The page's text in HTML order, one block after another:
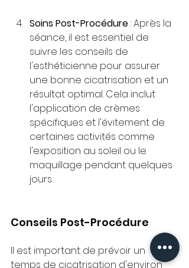
Soins Post-Procédure : Après la
séance, il est essentiel de
suivre les conseils de
l'esthéticienne pour assurer
une bonne cicatrisation et un
résultat optimal. Cela inclut
l'application de crèmes
spécifiques et l'évitement de
certaines activités comme
l'exposition au soleil ou le
maquillage pendant quelques
jours.
Conseils Post-Procédure
Il est important de prévoir un
temps de cicatrisation d'environ